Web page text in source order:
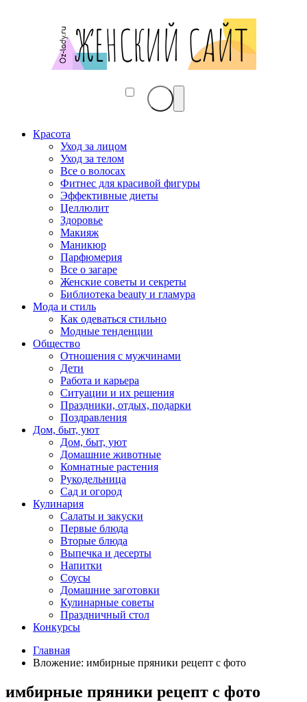
Красота
Уход за лицом
Уход за телом
Все о волосах
Фитнес для красивой фигуры
Эффективные диеты
Целлюлит
Здоровье
Макияж
Маникюр
Парфюмерия
Все о загаре
Женские советы и секреты
Библиотека beauty и гламура
Мода и стиль
Как одеваться стильно
Модные тенденции
Общество
Отношения с мужчинами
Дети
Работа и карьера
Ситуации и их решения
Праздники, отдых, подарки
Поздравления
Дом, быт, уют
Дом, быт, уют
Домашние животные
Комнатные растения
Рукодельница
Сад и огород
Кулинария
Салаты и закуски
Первые блюда
Вторые блюда
Выпечка и десерты
Напитки
Соусы
Домашние заготовки
Кулинарные советы
Праздничный стол
Конкурсы
Главная
Вложение: имбирные пряники рецепт с фото
имбирные пряники рецепт с фото